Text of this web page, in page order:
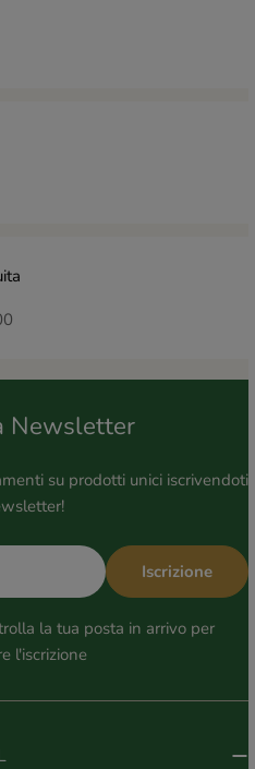
Newsletter
su prodotti unici iscrivendoti
Iscrizione
la tua posta in arrivo per
l'iscrizione